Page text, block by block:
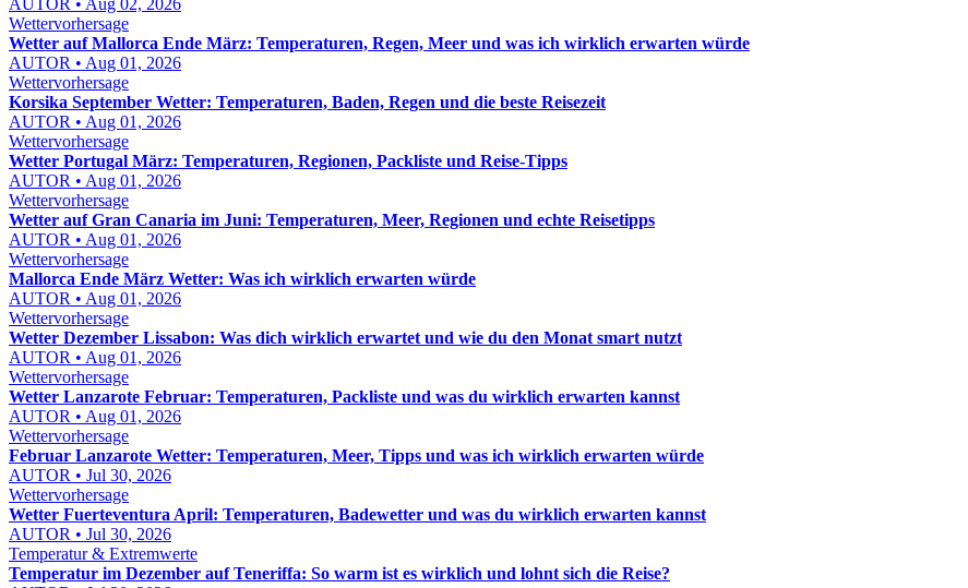
AUTOR • Aug 02, 2026
Wettervorhersage
Wetter auf Mallorca Ende März: Temperaturen, Regen, Meer und was ich wirklich erwarten würde
AUTOR • Aug 01, 2026
Wettervorhersage
Korsika September Wetter: Temperaturen, Baden, Regen und die beste Reisezeit
AUTOR • Aug 01, 2026
Wettervorhersage
Wetter Portugal März: Temperaturen, Regionen, Packliste und Reise-Tipps
AUTOR • Aug 01, 2026
Wettervorhersage
Wetter auf Gran Canaria im Juni: Temperaturen, Meer, Regionen und echte Reisetipps
AUTOR • Aug 01, 2026
Wettervorhersage
Mallorca Ende März Wetter: Was ich wirklich erwarten würde
AUTOR • Aug 01, 2026
Wettervorhersage
Wetter Dezember Lissabon: Was dich wirklich erwartet und wie du den Monat smart nutzt
AUTOR • Aug 01, 2026
Wettervorhersage
Wetter Lanzarote Februar: Temperaturen, Packliste und was du wirklich erwarten kannst
AUTOR • Aug 01, 2026
Wettervorhersage
Februar Lanzarote Wetter: Temperaturen, Meer, Tipps und was ich wirklich erwarten würde
AUTOR • Jul 30, 2026
Wettervorhersage
Wetter Fuerteventura April: Temperaturen, Badewetter und was du wirklich erwarten kannst
AUTOR • Jul 30, 2026
Temperatur & Extremwerte
Temperatur im Dezember auf Teneriffa: So warm ist es wirklich und lohnt sich die Reise?